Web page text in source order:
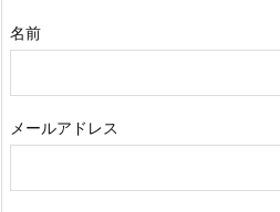
名前
メールアドレス